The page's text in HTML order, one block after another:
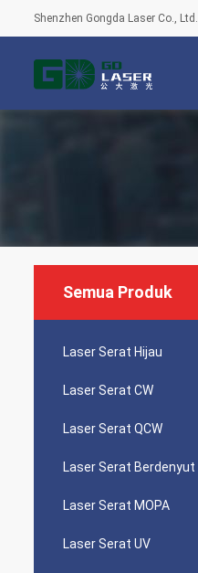
Shenzhen Gongda Laser Co., Ltd.
Semua Produk
Laser Serat Hijau
Laser Serat CW
Laser Serat QCW
Laser Serat Berdenyut
Laser Serat MOPA
Laser Serat UV